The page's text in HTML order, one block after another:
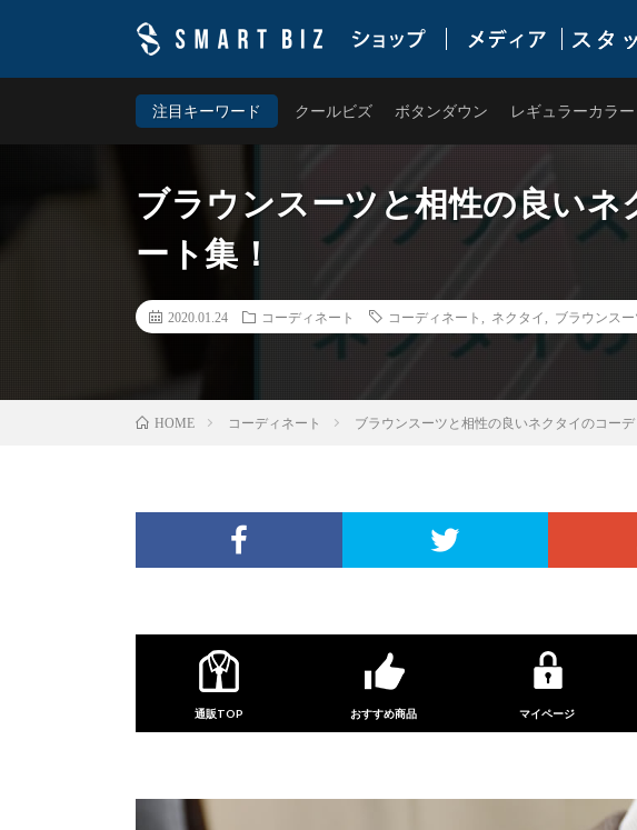
ムを提案します。
注目キーワード クールビズ ボタンダウン レギュラーカラー
ブラウンスーツと相性の良い
ート集！
2020.01.24 コーディネート コーディネート ネクタイ ブラウンスー
HOME コーディネート ブラウンスーツと相性の良いネクタイのコーデ
通販TOP おすすめ商品 マイページ